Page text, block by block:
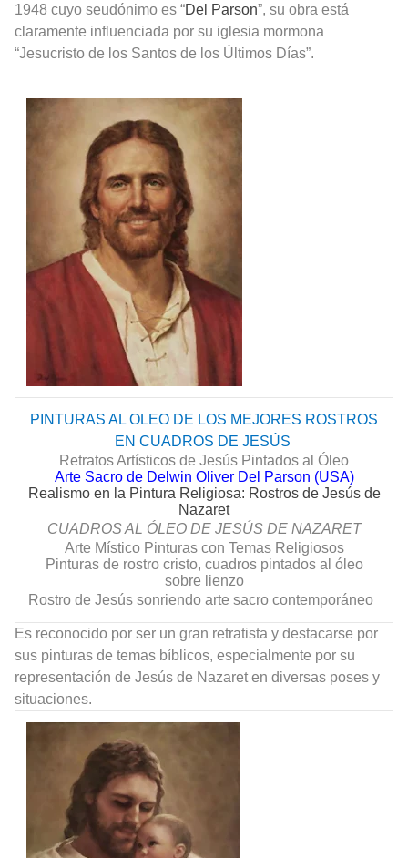
1948 cuyo seudónimo es “Del Parson”, su obra está
claramente influenciada por su iglesia mormona
“Jesucristo de los Santos de los Últimos Días”.
PINTURAS AL OLEO DE LOS MEJORES ROSTROS
EN CUADROS DE JESÚS
Retratos Artísticos de Jesús Pintados al Óleo
Arte Sacro de Delwin Oliver Del Parson (USA)
Realismo en la Pintura Religiosa: Rostros de Jesús de
Nazaret
CUADROS AL ÓLEO DE JESÚSDE NAZARET
Arte Místico Pinturas con Temas Religiosos
Pinturas de rostro cristo, cuadros pintados al óleo
sobre lienzo
Rostro de Jesús sonriendo arte sacro contemporáneo
Es reconocido por ser un gran retratista y destacarse por
sus pinturas de temas bíblicos, especialmente por su
representación de Jesús de Nazaret en diversas poses y
situaciones.